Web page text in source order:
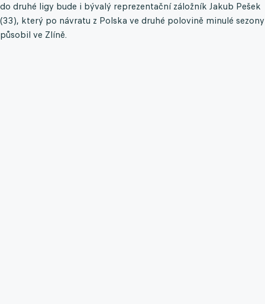
do druhé ligy bude i bývalý reprezentační záložník Jakub Pešek
(33), který po návratu z Polska ve druhé polovině minulé sezony
působil ve Zlíně.